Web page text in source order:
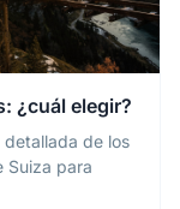
¿cuál elegir?
detallada de los
Suiza para